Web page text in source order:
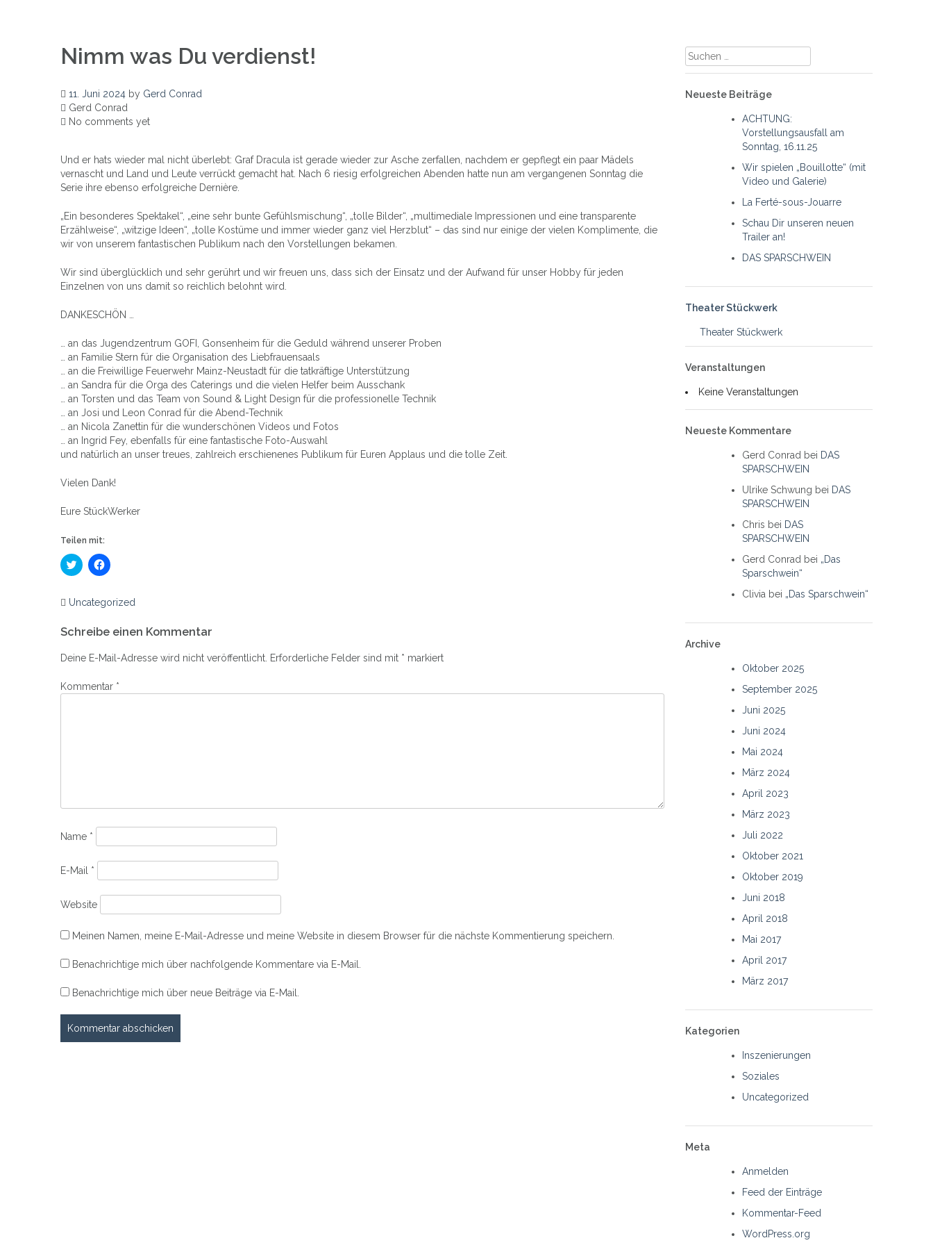
Nimm was Du verdienst!
11. Juni 2024 by Gerd Conrad
Gerd Conrad
No comments yet
Und er hats wieder mal nicht überlebt: Graf Dracula ist gerade wieder zur Asche zerfallen, nachdem er gepflegt ein paar Mädels
vernascht und Land und Leute verrückt gemacht hat. Nach 6 riesig erfolgreichen Abenden hatte nun am vergangenen Sonntag die
Serie ihre ebenso erfolgreiche Dernière.
„Ein besonderes Spektakel“, „eine sehr bunte Gefühlsmischung“, „tolle Bilder“, „multimediale Impressionen und eine transparente
Erzählweise“, „witzige Ideen“, „tolle Kostüme und immer wieder ganz viel Herzblut“ – das sind nur einige der vielen Komplimente, die
wir von unserem fantastischen Publikum nach den Vorstellungen bekamen.
Wir sind überglücklich und sehr gerührt und wir freuen uns, dass sich der Einsatz und der Aufwand für unser Hobby für jeden
Einzelnen von uns damit so reichlich belohnt wird.
DANKESCHÖN …
… an das Jugendzentrum GOFI, Gonsenheim für die Geduld während unserer Proben
… an Familie Stern für die Organisation des Liebfrauensaals
… an die Freiwillige Feuerwehr Mainz-Neustadt für die tatkräftige Unterstützung
… an Sandra für die Orga des Caterings und die vielen Helfer beim Ausschank
… an Torsten und das Team von Sound & Light Design für die professionelle Technik
… an Josi und Leon Conrad für die Abend-Technik
… an Nicola Zanettin für die wunderschönen Videos und Fotos
… an Ingrid Fey, ebenfalls für eine fantastische Foto-Auswahl
und natürlich an unser treues, zahlreich erschienenes Publikum für Euren Applaus und die tolle Zeit.
Vielen Dank!
Eure StückWerker
Teilen mit:
Klick,
um
zu
teilen
neuem
geöffnet)
Klick,
um
zu
teilen
neuem
geöffnet)
Uncategorized
Navigation
Schreibe einen Kommentar
Deine E-Mail-Adresse wird nicht veröffentlicht. Erforderliche Felder sind mit * markiert
Kommentar *
Name *
E-Mail *
Website
Meinen Namen, meine E-Mail-Adresse und meine Website in diesem Browser für die nächste Kommentierung speichern.
Benachrichtige mich über nachfolgende Kommentare via E-Mail.
Benachrichtige mich über neue Beiträge via E-Mail.
Suche
nach:
Neueste Beiträge
ACHTUNG:
Vorstellungsausfall am
Sonntag, 16.11.25
Wir spielen „Bouillotte“ (mit
Video und Galerie)
La Ferté-sous-Jouarre
Schau Dir unseren neuen
Trailer an!
DAS SPARSCHWEIN
Theater Stückwerk
Theater Stückwerk
Veranstaltungen
Keine Veranstaltungen
Neueste Kommentare
Gerd Conrad bei DAS
SPARSCHWEIN
Ulrike Schwung bei DAS
SPARSCHWEIN
Chris bei DAS
SPARSCHWEIN
Gerd Conrad bei „Das
Sparschwein“
Clivia bei „Das Sparschwein“
Archive
Oktober 2025
September 2025
Juni 2025
Juni 2024
Mai 2024
März 2024
April 2023
März 2023
Juli 2022
Oktober 2021
Oktober 2019
Juni 2018
April 2018
Mai 2017
April 2017
März 2017
Kategorien
Inszenierungen
Soziales
Uncategorized
Meta
Anmelden
Feed der Einträge
Kommentar-Feed
WordPress.org